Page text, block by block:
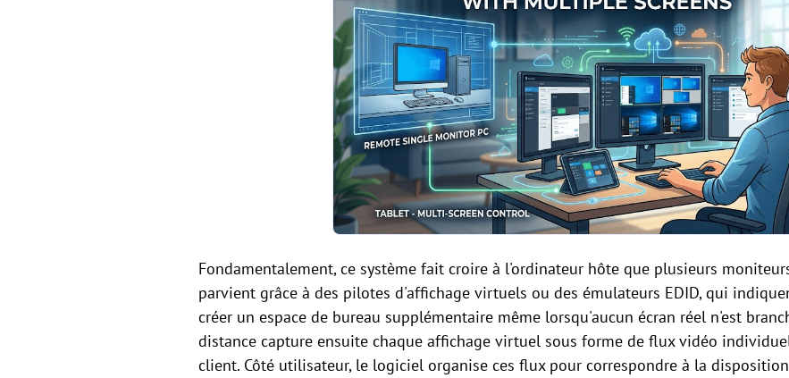
Fondamentalement, ce système fait croire à l'ordinateur hôte que plusieurs
parvient grâce à des pilotes d'affichage virtuels ou des émulateurs EDID, qui
créer un espace de bureau supplémentaire même lorsqu'aucun écran réel n'est
distance capture ensuite chaque affichage virtuel sous forme de flux vidéo
client. Côté utilisateur, le logiciel organise ces flux pour correspondre à la